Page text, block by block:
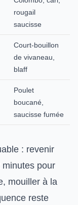
rougail
saucisse
Court-bouillon
de vivaneau,
blaff
Poulet
boucané,
saucisse fumée
: revenir
minutes pour
mouiller à la
reste